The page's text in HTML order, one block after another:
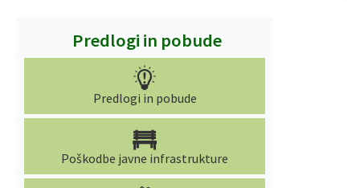
Predlogi in pobude
Predlogi in pobude
Poškodbe javne infrastrukture